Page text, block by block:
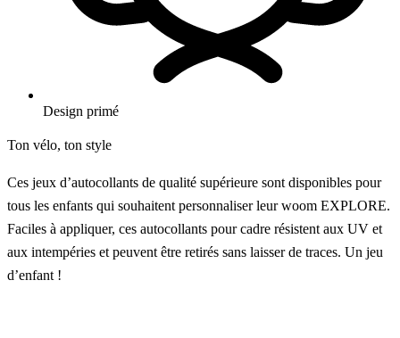
Design primé
Ton vélo, ton style
Ces jeux d’autocollants de qualité supérieure sont disponibles pour
tous les enfants qui souhaitent personnaliser leur woom EXPLORE.
Faciles à appliquer, ces autocollants pour cadre résistent aux UV et
aux intempéries et peuvent être retirés sans laisser de traces. Un jeu
d’enfant !